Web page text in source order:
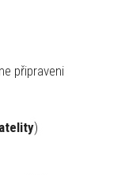
připraveni
)